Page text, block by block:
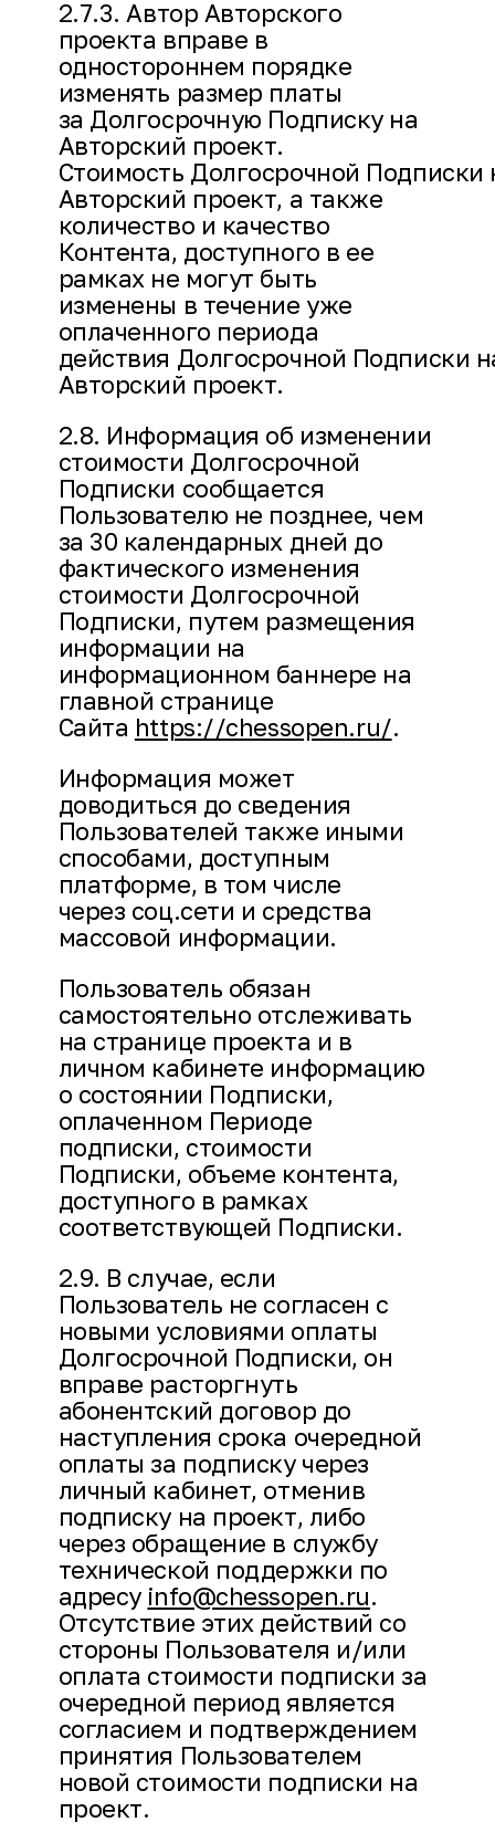
2.7.3. Автор Авторского
проекта вправе в
одностороннем порядке
изменять размер платы
за Долгосрочную Подписку на
Авторский проект.
Стоимость Долгосрочной Подписки
Авторский проект, а также
количество и качество
Контента, доступного в ее
рамках не могут быть
изменены в течение уже
оплаченного периода
действия Долгосрочной Подписки
Авторский проект.
2.8. Информация об изменении
стоимости Долгосрочной
Подписки сообщается
Пользователю не позднее, чем
за 30 календарных дней до
фактического изменения
стоимости Долгосрочной
Подписки, путем размещения
информации на
информационном баннере на
главной странице
Сайта https://chessopen.ru/.
Информация может
доводиться до сведения
Пользователей также иными
способами, доступным
платформе, в том числе
через соц.сети и средства
массовой информации.
Пользователь обязан
самостоятельно отслеживать
на странице проекта и в
личном кабинете информацию
о состоянии Подписки,
оплаченном Периоде
подписки, стоимости
Подписки, объеме контента,
доступного в рамках
соответствующей Подписки.
2.9. В случае, если
Пользователь не согласен с
новыми условиями оплаты
Долгосрочной Подписки, он
вправе расторгнуть
абонентский договор до
наступления срока очередной
оплаты за подписку через
личный кабинет, отменив
подписку на проект, либо
через обращение в службу
технической поддержки по
адресу info@chessopen.ru.
Отсутствие этих действий со
стороны Пользователя и/или
оплата стоимости подписки за
очередной период является
согласием и подтверждением
принятия Пользователем
новой стоимости подписки на
проект.